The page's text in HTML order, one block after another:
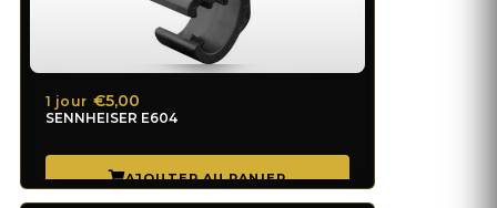
SENNHEISER E604
1 jour €5,00